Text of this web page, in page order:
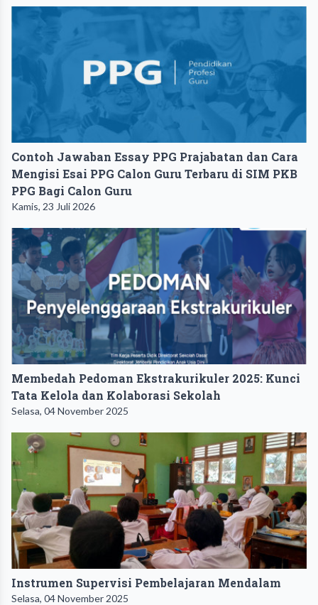
Contoh Jawaban Essay PPG Prajabatan dan Cara
Mengisi Esai PPG Calon Guru Terbaru di SIM PKB
PPG Bagi Calon Guru
Kamis, 23 Juli 2026
Membedah Pedoman Ekstrakurikuler 2025: Kunci
Tata Kelola dan Kolaborasi Sekolah
Selasa, 04 November 2025
Instrumen Supervisi Pembelajaran Mendalam
Selasa, 04 November 2025